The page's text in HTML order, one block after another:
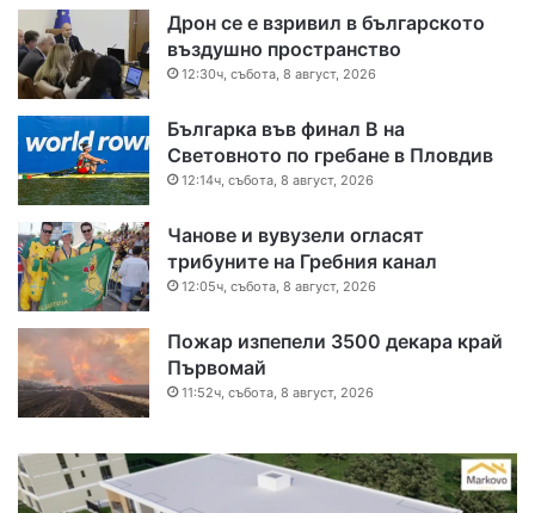
Дрон се е взривил в българското
въздушно пространство
12:30ч, събота, 8 август, 2026
Българка във финал B на
Световното по гребане в Пловдив
12:14ч, събота, 8 август, 2026
Чанове и вувузели огласят
трибуните на Гребния канал
12:05ч, събота, 8 август, 2026
Пожар изпепели 3500 декара край
Първомай
11:52ч, събота, 8 август, 2026